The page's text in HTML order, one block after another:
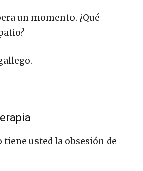
un momento. ¿Qué
tiene usted la obsesión de